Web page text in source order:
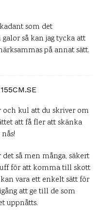
som det
så kan jag tycka att
på annat sätt.
kul att du skriver om
att få fler att skänka
så men många, säkert
för att komma till skott
vara ett enkelt sätt för
att ge till de som
uppnåtts.